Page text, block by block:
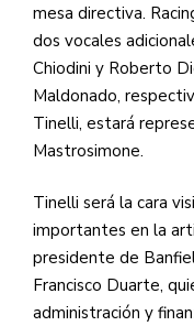
mesa directiva.
dos vocales
Chiodini y Roberto
Maldonado,
Tinelli, estará
Mastrosimone.
Tinelli será la cara
importantes en la
presidente de
Francisco Duarte,
administración y